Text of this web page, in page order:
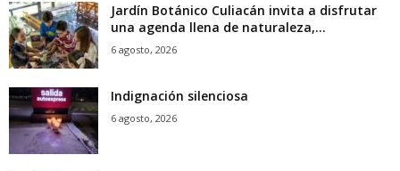
Jardín Botánico Culiacán invita a disfrutar
una agenda llena de naturaleza,...
6 agosto, 2026
Indignación silenciosa
6 agosto, 2026